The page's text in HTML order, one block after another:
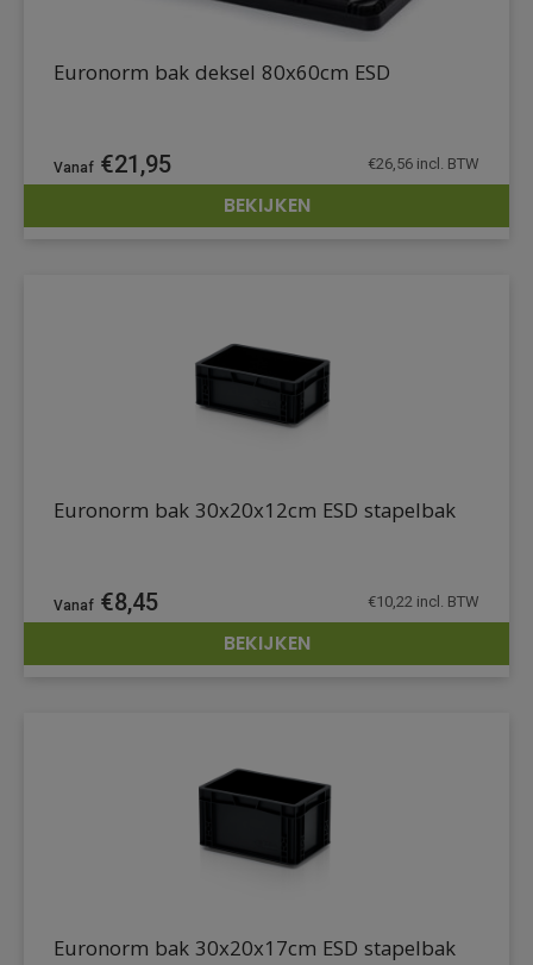
DETAILS
Euronorm bak deksel 80x60cm ESD
€21,95 €26,56 incl. BTW
BEKIJKEN
DETAILS
Euronorm bak 30x20x12cm ESD stapelbak
€8,45 €10,22 incl. BTW
BEKIJKEN
Euronorm bak 30x20x17cm ESD stapelbak